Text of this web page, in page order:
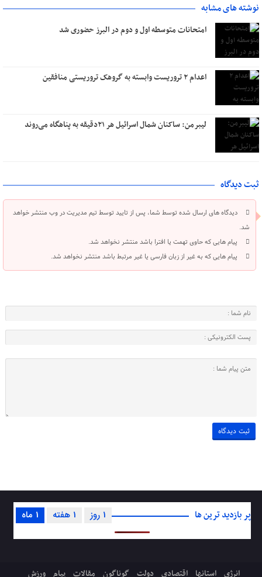
نوشته های مشابه
امتحانات متوسطه اول و دوم در البرز حضوری شد
اعدام ۲ تروریست وابسته به گروهک تروریستی منافقین
لیبرمن: ساکنان شمال اسرائیل هر ۲۱دقیقه به پناهگاه می‌روند
ثبت دیدگاه
دیدگاه های ارسال شده توسط شما، پس از تایید توسط تیم مدیریت در وب منتشر خواهد
شد.
پیام هایی که حاوی تهمت یا افترا باشد منتشر نخواهد شد.
پیام هایی که به غیر از زبان فارسی یا غیر مرتبط باشد منتشر نخواهد شد.
پر بازدید ترین ها 1 ماه 1 هفته 1 روز
انرژی استانها اقتصادی دولت گوناگون مقالات پیام ورزش